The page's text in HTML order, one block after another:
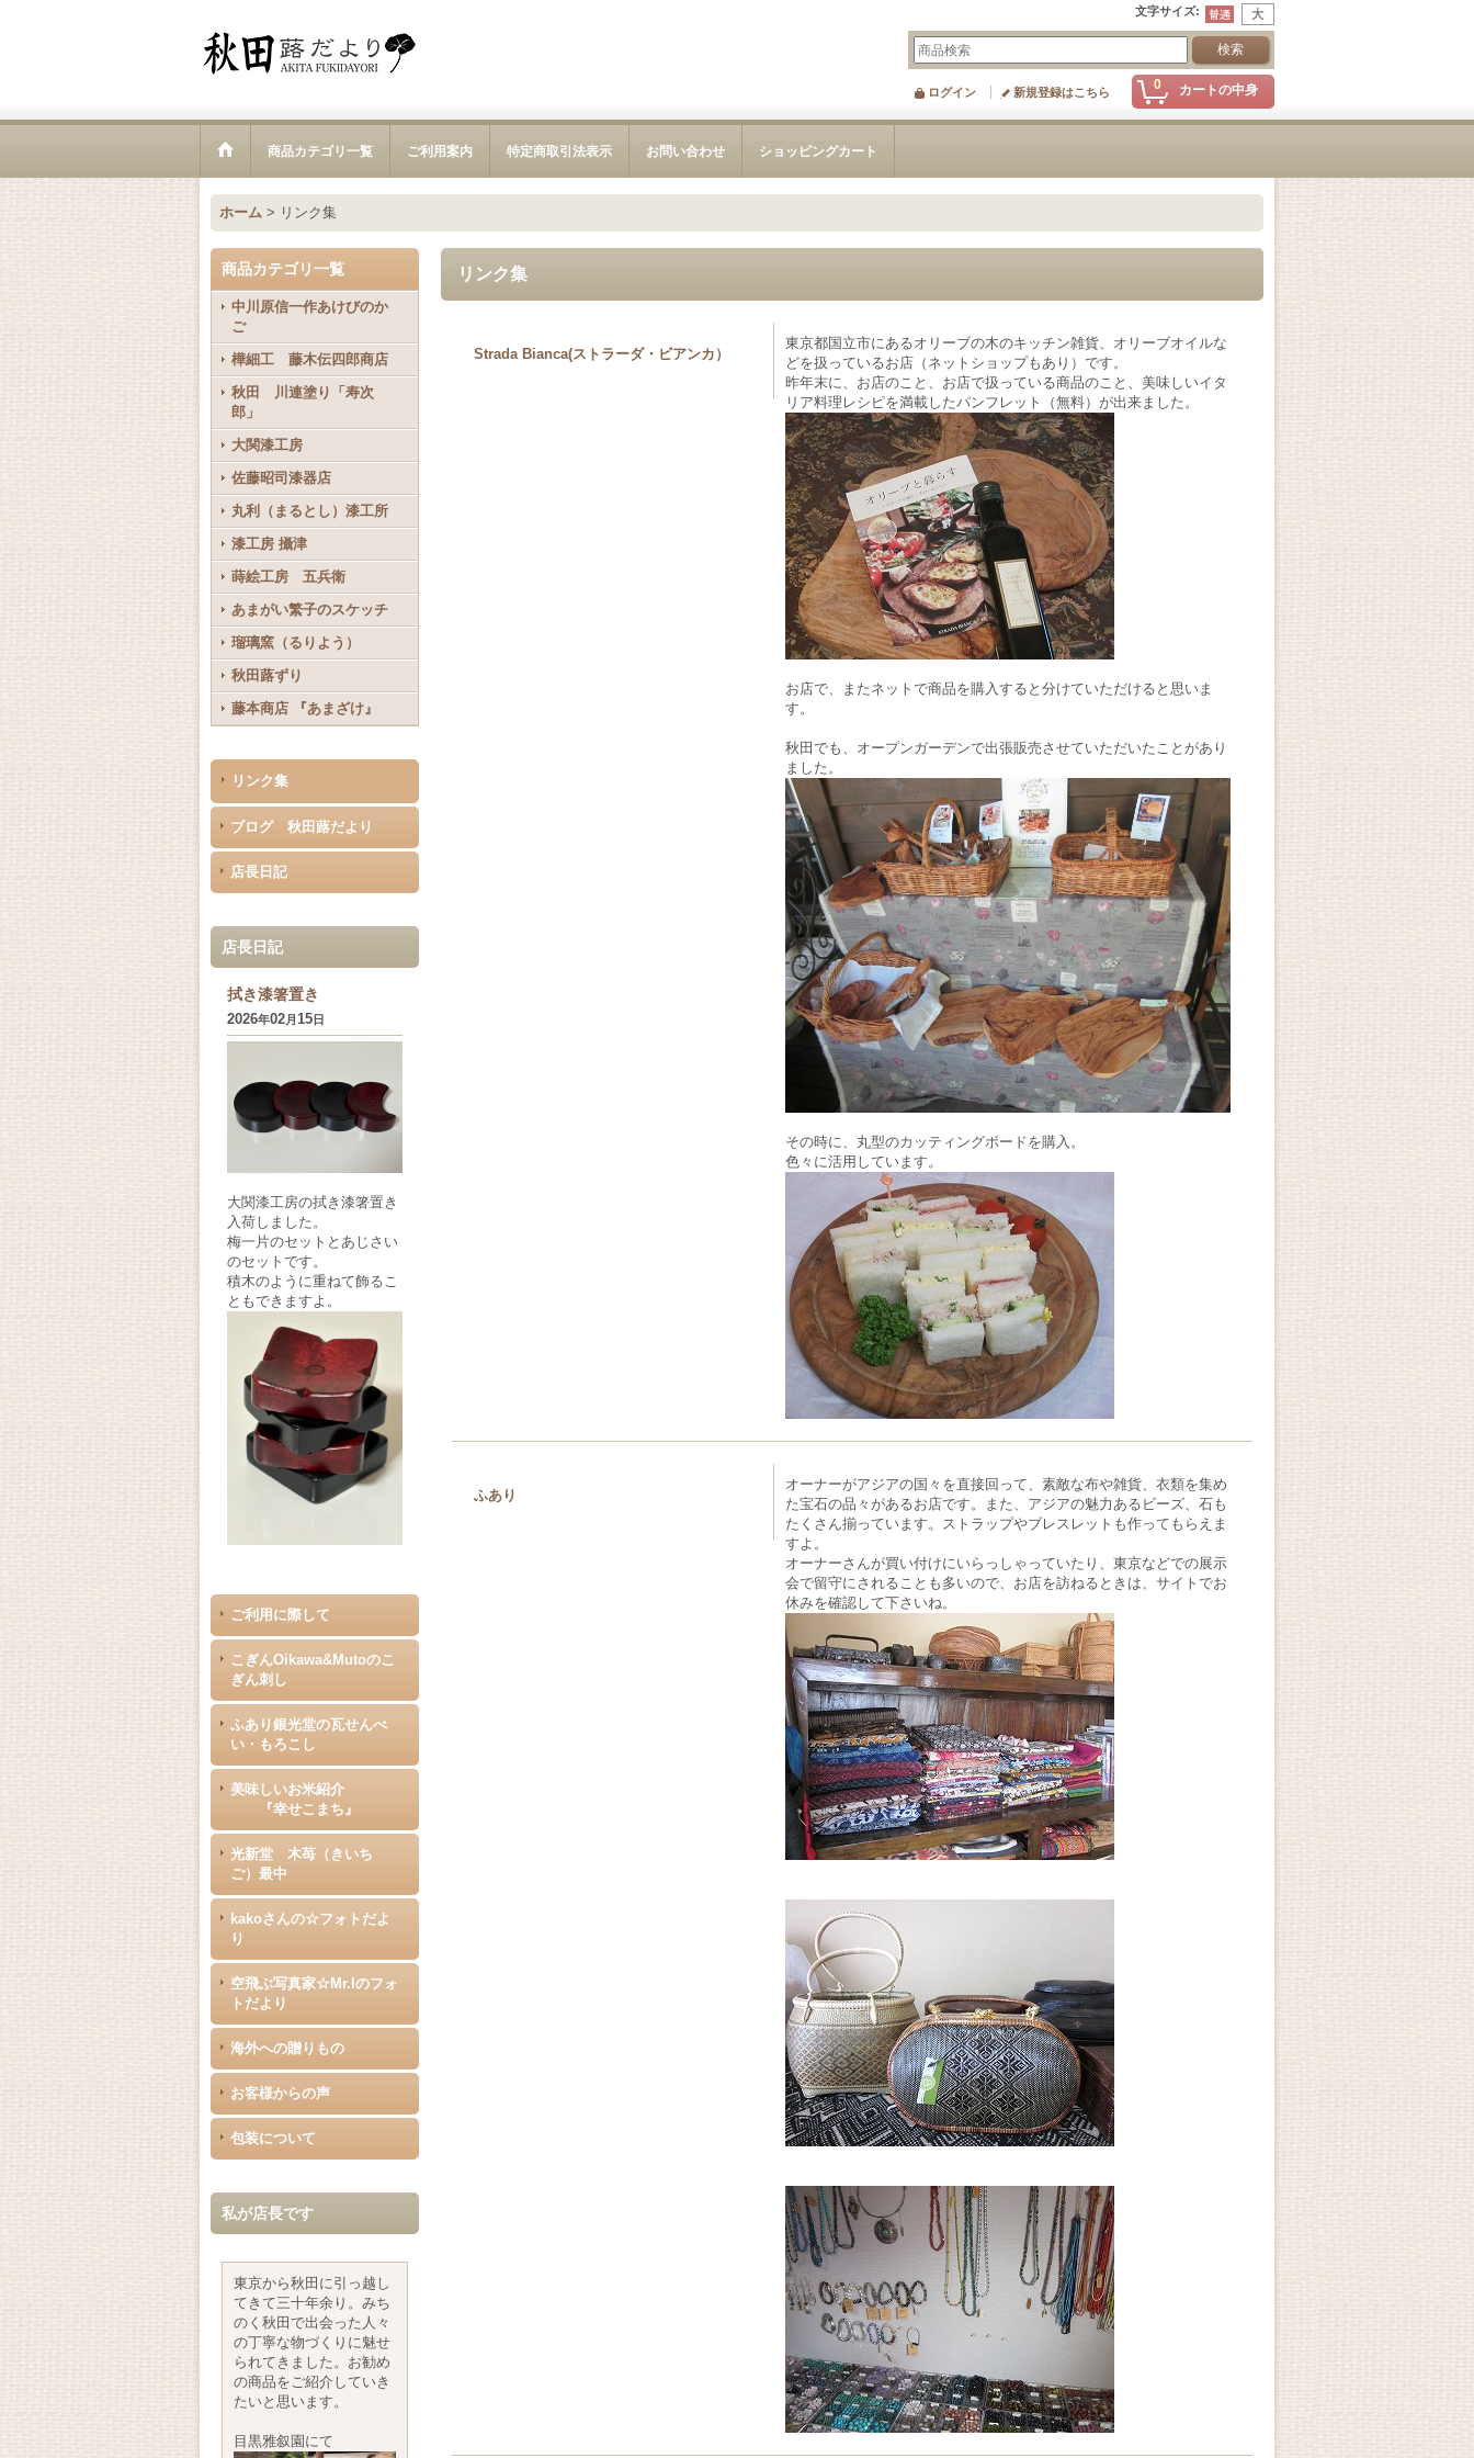
文字サイズ:
0 カートの中身
ログイン 新規登録はこちら
商品カテゴリ一覧 ご利用案内 特定商取引法表示 お問い合わせ ショッピングカート
ホーム > リンク集
商品カテゴリ一覧
中川原信一作あけびのか
ご
樺細工 藤木伝四郎商店
秋田 川連塗り「寿次
郎」
大関漆工房
佐藤昭司漆器店
丸利（まるとし）漆工所
漆工房 攝津
蒔絵工房 五兵衛
あまがい繁子のスケッチ
瑠璃窯（るりよう）
秋田蕗ずり
藤本商店 『あまざけ』
リンク集
ブログ 秋田蕗だより
店長日記
店長日記
拭き漆箸置き
2026年02月15日
大関漆工房の拭き漆箸置き
入荷しました。
梅一片のセットとあじさい
のセットです。
積木のように重ねて飾るこ
ともできますよ。
ご利用に際して
こぎんOikawa&Mutoのこ
ぎん刺し
ふあり銀光堂の瓦せんべ
い・もろこし
美味しいお米紹介
『幸せこまち』
光新堂 木苺（きいち
ご）最中
kakoさんの☆フォトだよ
り
空飛ぶ写真家☆Mr.Iのフォ
トだより
海外への贈りもの
お客様からの声
包装について
私が店長です
東京から秋田に引っ越し
てきて三十年余り。みち
のく秋田で出会った人々
の丁寧な物づくりに魅せ
られてきました。お勧め
の商品をご紹介していき
たいと思います。
目黒雅叙園にて
リンク集
Strada Bianca(ストラーダ・ビアンカ）
東京都国立市にあるオリーブの木のキッチン雑貨、オリーブオイルな
どを扱っているお店（ネットショップもあり）です。
昨年末に、お店のこと、お店で扱っている商品のこと、美味しいイタ
リア料理レシピを満載したパンフレット（無料）が出来ました。
お店で、またネットで商品を購入すると分けていただけると思いま
す。
秋田でも、オープンガーデンで出張販売させていただいたことがあり
ました。
その時に、丸型のカッティングボードを購入。
色々に活用しています。
ふあり
オーナーがアジアの国々を直接回って、素敵な布や雑貨、衣類を集め
た宝石の品々があるお店です。また、アジアの魅力あるビーズ、石も
たくさん揃っています。ストラップやブレスレットも作ってもらえま
すよ。
オーナーさんが買い付けにいらっしゃっていたり、東京などでの展示
会で留守にされることも多いので、お店を訪ねるときは、サイトでお
休みを確認して下さいね。